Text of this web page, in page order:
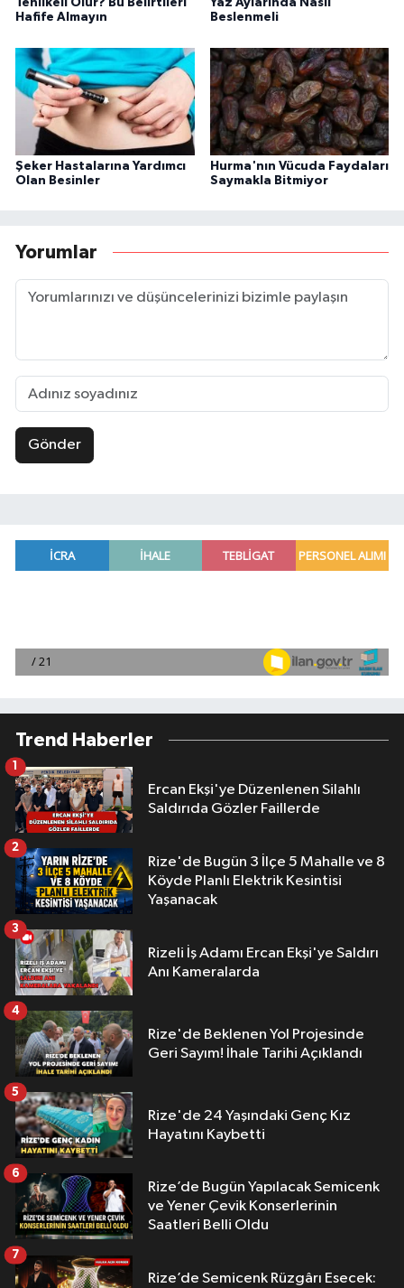
Tehlikeli Olur? Bu Belirtileri
Hafife Almayın
Yaz Aylarında Nasıl
Beslenmeli
Şeker Hastalarına Yardımcı
Olan Besinler
Hurma'nın Vücuda Faydaları
Saymakla Bitmiyor
Yorumlar
Gönder
Trend Haberler
Ercan Ekşi'ye Düzenlenen Silahlı
Saldırıda Gözler Faillerde
1
Rize'de Bugün 3 İlçe 5 Mahalle ve 8
Köyde Planlı Elektrik Kesintisi
Yaşanacak
2
Rizeli İş Adamı Ercan Ekşi'ye Saldırı
Anı Kameralarda
3
Rize'de Beklenen Yol Projesinde
Geri Sayım! İhale Tarihi Açıklandı
4
Rize'de 24 Yaşındaki Genç Kız
Hayatını Kaybetti
5
Rize’de Bugün Yapılacak Semicenk
ve Yener Çevik Konserlerinin
Saatleri Belli Oldu
6
Rize’de Semicenk Rüzgârı Esecek:
7